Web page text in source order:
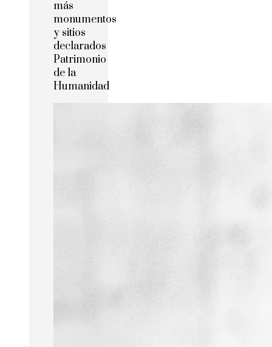
más
monumentos
y sitios
declarados
Patrimonio
de la
Humanidad